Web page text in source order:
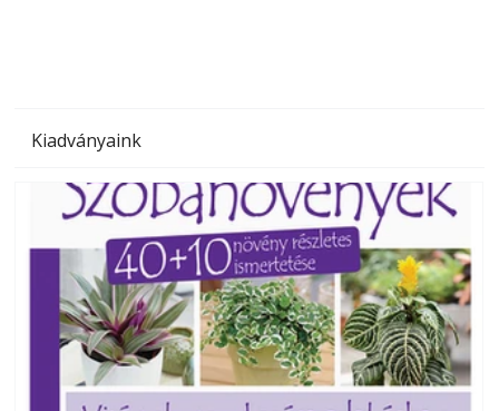
Kiadványaink